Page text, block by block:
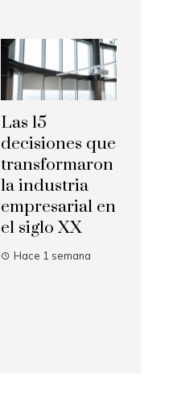
Las 15
decisiones que
transformaron
la industria
empresarial en
el siglo XX
Hace 1 semana